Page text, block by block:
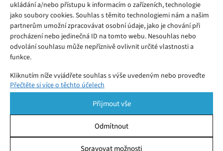
ukládání a/nebo přístupu k informacím o zařízeních, technologie
jako soubory cookies. Souhlas s těmito technologiemi nám a našim
partnerům umožní zpracovávat osobní údaje, jako je chování při
procházení nebo jedinečná ID na tomto webu. Nesouhlas nebo
odvolání souhlasu může nepříznivě ovlivnit určité vlastnosti a
funkce.
Kliknutím níže vyjádřete souhlas s výše uvedeným nebo proveďte
podrobnější rozhodnutí. Vaše volby budou použity pouze na tomto
pomocí přepínačů v Zásadách cookies nebo kliknutím na tlačítko
Spravovat souhlas ve spodní části obrazovky.
Přečtěte si více o těchto účelech
Přijmout vše
Odmítnout
Spravovat možnosti
Realme se na veletrhu MWC 2022
pochlubilo nejrychlejší 150W nabíjecí
technologií na světě
Dnešním dnem začal veletrh MWC 2022. Jednou z dosud
nejzajímavějších novinek, které byly představeny, je bezesporu